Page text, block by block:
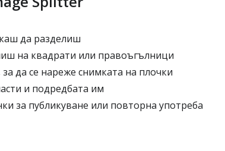
да разделиш
на квадрати или правоъгълници
да се нареже снимката на плочки
и подредбата им
за публикуване или повторна употреба